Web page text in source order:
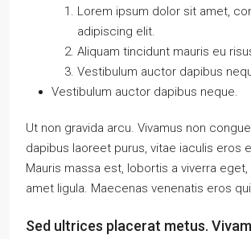
Lorem ipsum dolor sit amet,
adipiscing elit.
Aliquam tincidunt mauris eu
Vestibulum auctor dapibus
Vestibulum auctor dapibus neque.
Ut non gravida arcu. Vivamus non
dapibus laoreet purus, vitae iaculis eros
Mauris massa est, lobortis a viverra
amet ligula. Maecenas venenatis eros
Sed ultrices placerat metus.